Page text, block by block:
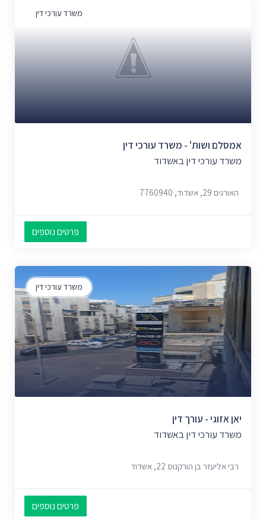
משרד עורכי דין
אמסלם ושות' - משרד עורכי דין
משרד עורכי דין באשדוד
האורגים 29, אשדוד, 7760940
פרטים נוספים
משרד עורכי דין
יאן אזוגי - עורך דין
משרד עורכי דין באשדוד
רבי אליעזר בן הורקנוס 22, אשדוד
פרטים נוספים